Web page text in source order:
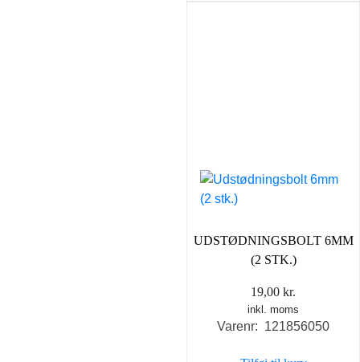
UDSTØDNINGSBOLT 6MM
(2 STK.)
19,00 kr.
inkl. moms
Varenr: 121856050